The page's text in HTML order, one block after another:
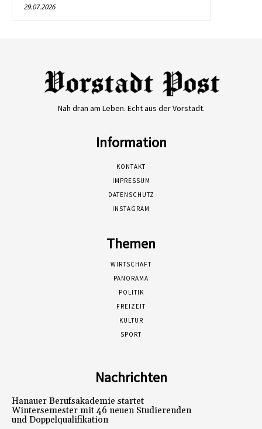
29.07.2026
Nah dran am Leben. Echt aus der Vorstadt.
Information
KONTAKT
IMPRESSUM
DATENSCHUTZ
INSTAGRAM
Themen
WIRTSCHAFT
PANORAMA
POLITIK
FREIZEIT
KULTUR
SPORT
Nachrichten
Hanauer Berufsakademie startet
Wintersemester mit 46 neuen Studierenden
und Doppelqualifikation